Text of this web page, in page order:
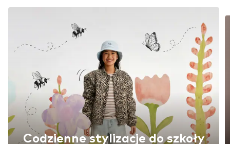
Codzienne stylizacje do szkoły